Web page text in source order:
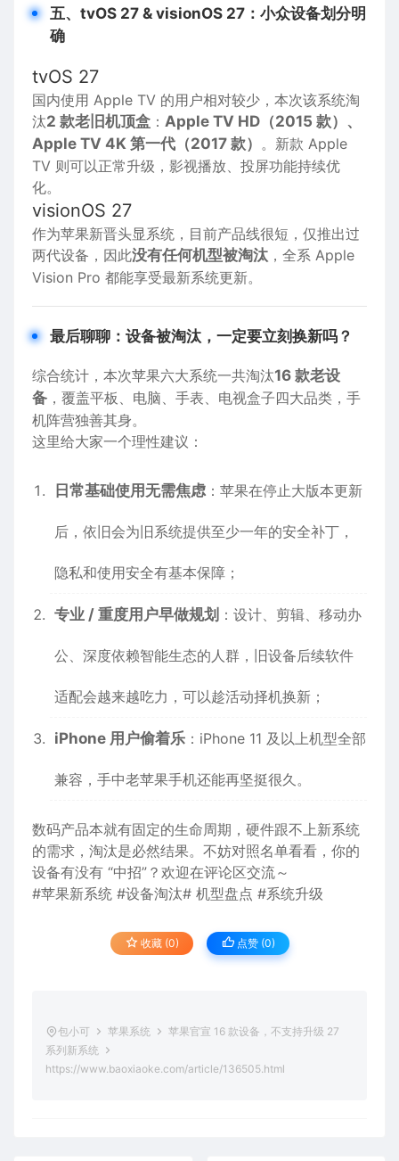
五、tvOS 27 & visionOS 27：小众设备划分明
确
tvOS 27
国内使用 Apple TV 的用户相对较少，本次该系统淘
汰2 款老旧机顶盒 ： Apple TV HD（2015 款）、
Apple TV 4K 第一代（2017 款） 。新款 Apple
TV 则可以正常升级，影视播放、投屏功能持续优
化。
visionOS 27
作为苹果新晋头显系统，目前产品线很短，仅推出过
两代设备，因此没有任何机型被淘汰 ，全系 Apple
Vision Pro 都能享受最新系统更新。
最后聊聊：设备被淘汰，一定要立刻换新吗？
综合统计，本次苹果六大系统一共淘汰16 款老设
备 ，覆盖平板、电脑、手表、电视盒子四大品类，手
机阵营独善其身。
这里给大家一个理性建议：
日常基础使用无需焦虑 ：苹果在停止大版本更新
后，依旧会为旧系统提供至少一年的安全补丁，
隐私和使用安全有基本保障；
专业 / 重度用户早做规划 ：设计、剪辑、移动办
公、深度依赖智能生态的人群，旧设备后续软件
适配会越来越吃力，可以趁活动择机换新；
iPhone 用户偷着乐 ：iPhone 11 及以上机型全部
兼容，手中老苹果手机还能再坚挺很久。
数码产品本就有固定的生命周期，硬件跟不上新系统
的需求，淘汰是必然结果。不妨对照名单看看，你的
设备有没有 “中招”？欢迎在评论区交流～
#苹果新系统 #设备淘汰# 机型盘点 #系统升级
收藏 (0) 点赞 (0)
包小可 苹果系统
苹果官宣 16 款设备，不支持升级 27
系列新系统
https://www.baoxiaoke.com/article/136505.html